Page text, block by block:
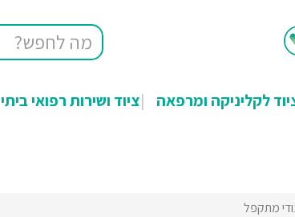
לקליניקה ומרפאה ציוד ושירות רפואי ביתי
מתקפל